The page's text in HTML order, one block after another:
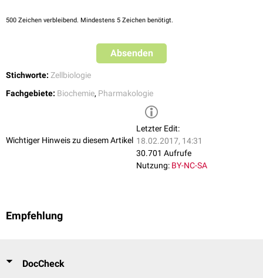
500 Zeichen verbleibend. Mindestens 5 Zeichen benötigt.
Absenden
Stichworte: Zellbiologie
Fachgebiete: Biochemie, Pharmakologie
Wichtiger Hinweis zu diesem Artikel
Letzter Edit:
18.02.2017, 14:31
30.701 Aufrufe
Nutzung: BY-NC-SA
Empfehlung
DocCheck